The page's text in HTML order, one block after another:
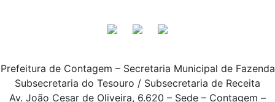
Prefeitura de Contagem – Secretaria Municipal de Fazenda
Subsecretaria do Tesouro / Subsecretaria de Receita
Av. João Cesar de Oliveira, 6.620 – Sede – Contagem –